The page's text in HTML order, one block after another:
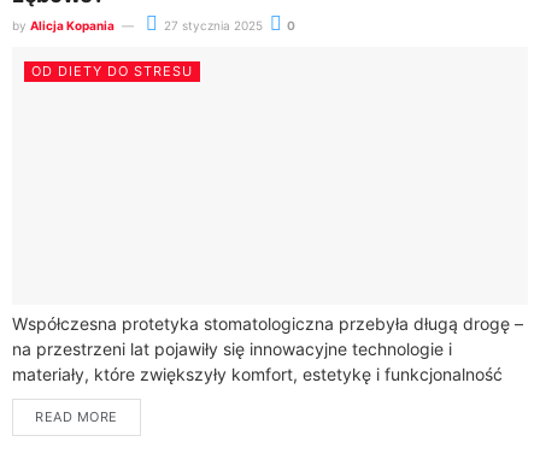
by Alicja Kopania 27 stycznia 2025 0
OD DIETY DO STRESU
Współczesna protetyka stomatologiczna przebyła długą drogę –
na przestrzeni lat pojawiły się innowacyjne technologie i
materiały, które zwiększyły komfort, estetykę i funkcjonalność
protez zębowych. Pacjenci mogą obecnie korzystać z
rozwiązań,...
READ MORE